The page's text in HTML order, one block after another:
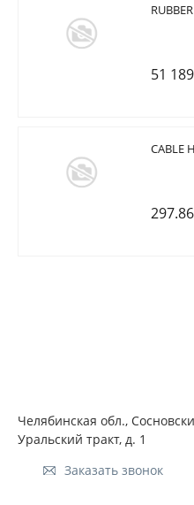
51
CABLE
Челябинская обл.,
Уральский тракт, д. 1
Заказать звонок